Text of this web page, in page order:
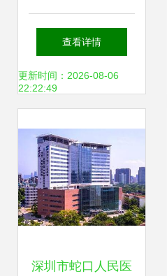
健康证办理流程详
解
查看详情
更新时间：2026-08-06
22:22:49
深圳市蛇口人民医